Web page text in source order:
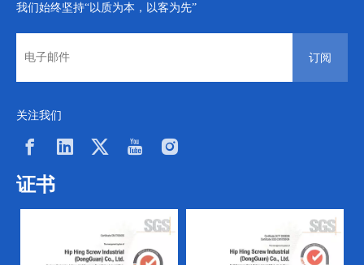
我们始终坚持“以质为本，以客为先”
订阅
关注我们
证书